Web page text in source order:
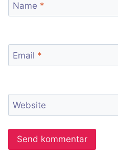
Name *
Email *
Website